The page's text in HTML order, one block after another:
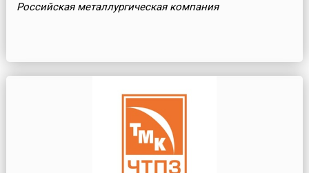
Российская металлургическая компания